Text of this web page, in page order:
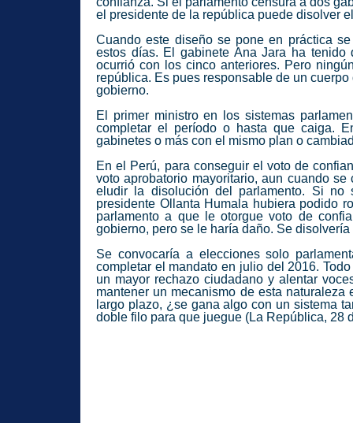
el presidente de la república puede disolver
Cuando este diseño se pone en práctica
estos días. El gabinete Ana Jara ha
ocurrió con los cinco anteriores. Pero
república. Es pues responsable de un
gobierno.
El primer ministro en los sistemas
completar el período o hasta que caiga.
gabinetes o más con el mismo plan o
En el Perú, para conseguir el voto de
voto aprobatorio mayoritario, aun cuando
eludir la disolución del parlamento. Si
presidente Ollanta Humala hubiera podido
parlamento a que le otorgue voto de
gobierno, pero se le haría daño. Se
Se convocaría a elecciones solo
completar el mandato en julio del 2016.
un mayor rechazo ciudadano y alentar
mantener un mecanismo de esta
largo plazo, ¿se gana algo con un sistema
doble filo para que juegue (La República, 28